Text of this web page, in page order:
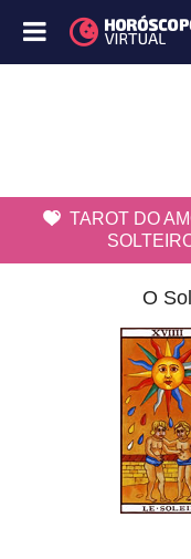
TAROT DO
O Sol